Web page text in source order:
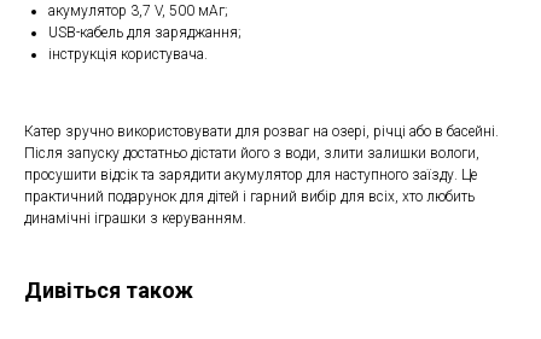
акумулятор 3,7 V, 500 мАг;
USB-кабель для заряджання;
інструкція користувача.
Катер зручно використовувати для розваг на озері, річці або в басейні.
Після запуску достатньо дістати його з води, злити залишки вологи,
просушити відсік та зарядити акумулятор для наступного заїзду. Це
практичний подарунок для дітей і гарний вибір для всіх, хто любить
динамічні іграшки з керуванням.
Дивіться також